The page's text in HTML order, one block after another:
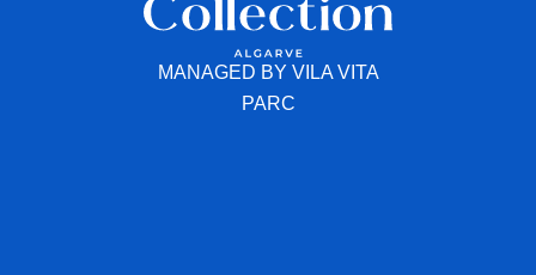
MANAGED BY VILA VITA
PARC